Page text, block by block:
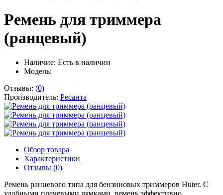
Ремень для триммера
(ранцевый)
Наличие: Есть в наличии
Модель:
Отзывы: (0)
Производитель: Ресанта
Обзор товара
Характеристики
Отзывы (0)
Ремень ранцевого типа для бензиновых триммеров Huter. С
удобными плечевыми лямками, ремень эффективно